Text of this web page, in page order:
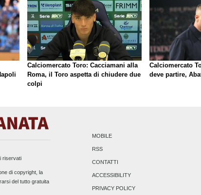
Calciomercato Toro: Cacciamani alla
Roma, il Toro aspetta di chiudere due
colpi
Calciomercato
deve partire,
riservati
di copyright, la
del tutto gratuita
MOBILE
RSS
CONTATTI
ACCESSIBILITY
PRIVACY POLICY